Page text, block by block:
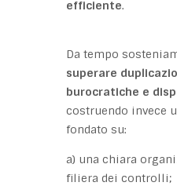
efficiente.
Da tempo
superare
burocratiche e
costruendo invece
fondato su:
a) una chiara
filiera dei controlli;